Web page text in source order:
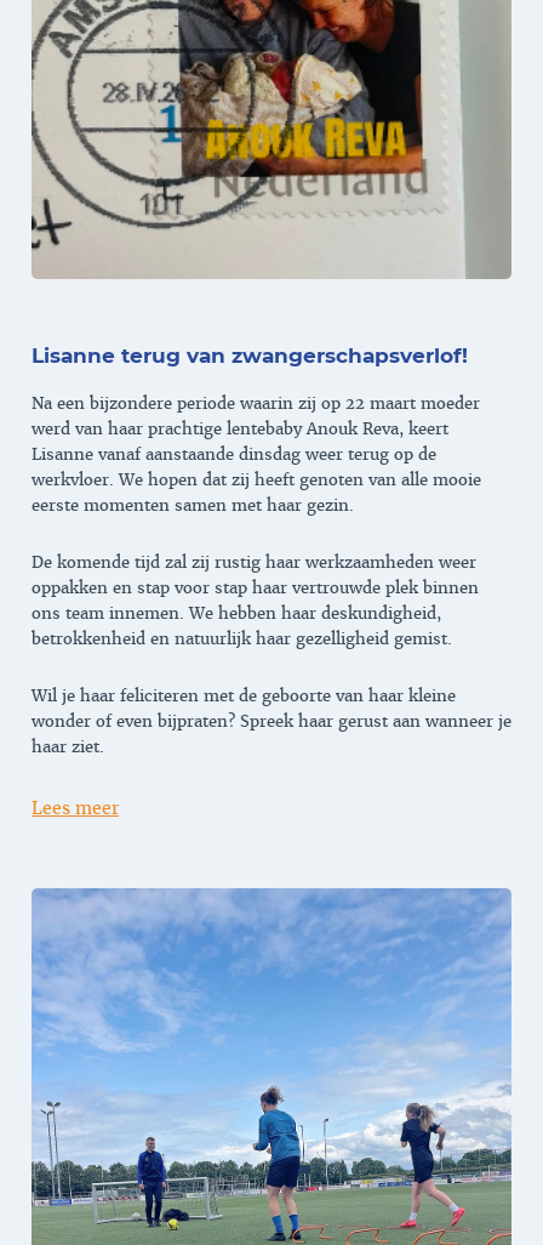
Lisanne terug van zwangerschapsverlof!
Na een bijzondere periode waarin zij op 22 maart moeder
werd van haar prachtige lentebaby Anouk Reva, keert
Lisanne vanaf aanstaande dinsdag weer terug op de
werkvloer. We hopen dat zij heeft genoten van alle mooie
eerste momenten samen met haar gezin.
De komende tijd zal zij rustig haar werkzaamheden weer
oppakken en stap voor stap haar vertrouwde plek binnen
ons team innemen. We hebben haar deskundigheid,
betrokkenheid en natuurlijk haar gezelligheid gemist.
Wil je haar feliciteren met de geboorte van haar kleine
wonder of even bijpraten? Spreek haar gerust aan wanneer je
haar ziet.
Lees meer